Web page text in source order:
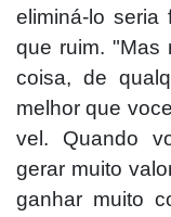
eliminá-lo seria
que ruim. "Mas
coisa, de
melhor que
vel. Quando
gerar muito
ganhar muito